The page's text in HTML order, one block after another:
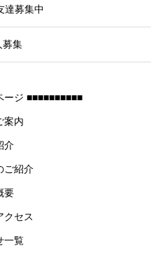
募集中
募集
ージ ■■■■■■■■■■
案内
介
ご紹介
要
クセス
一覧